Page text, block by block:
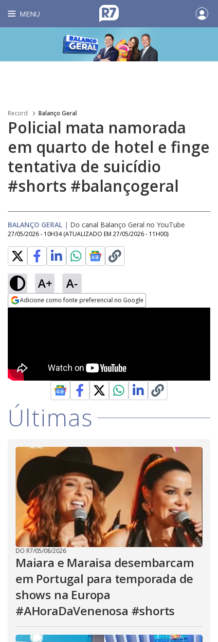
MENU
Record Balanço Geral
Policial mata namorada
em quarto de hotel e finge
tentativa de suicídio
#shorts #balançogeral
BALANÇO GERAL | Do canal Balanço Geral no YouTube
27/05/2026 - 10H34 (ATUALIZADO EM 27/05/2026 - 11H00)
A+ A-
Adicione como fonte preferencial no Google
Últimas
DO R7/05/08/2026
Maiara e Maraisa desembarcam
em Portugal para temporada de
shows na Europa
#AHoraDaVenenosa #shorts